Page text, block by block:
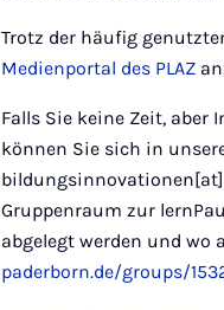
Trotz der häufig
Medienportal des PLAZ
Falls Sie keine Zeit, aber
können Sie sich in
Gruppenraum zur
abgelegt werden und
paderborn.de/groups/